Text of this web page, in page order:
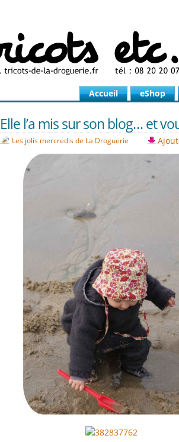
Accueil eShop
Elle l’a mis sur son blog… et
Les jolis mercredis de La Droguerie